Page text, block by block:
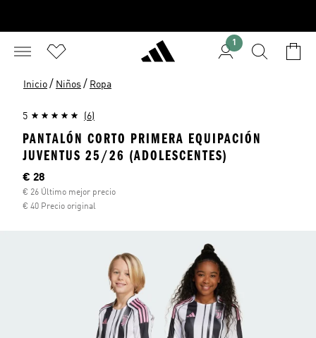
1
Inicio / Niños / Ropa
5 (6)
PANTALÓN CORTO PRIMERA EQUIPACIÓN
JUVENTUS 25/26 (ADOLESCENTES)
Precio actual
€ 28
€ 26 Último mejor precio
€ 40 Precio original